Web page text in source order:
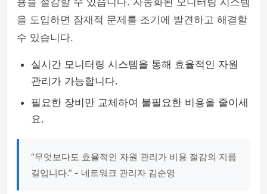
을 도입하면 잠재적 문제를 조기에 발견하고 해결할
수 있습니다.
실시간 모니터링 시스템을 통해 효율적인 자원
관리가 가능합니다.
필요한 장비만 교체하여 불필요한 비용을 줄이세
요.
“무엇보다도 효율적인 자원 관리가 비용 절감의 지름
길입니다.” - 네트워크 관리자 김순영